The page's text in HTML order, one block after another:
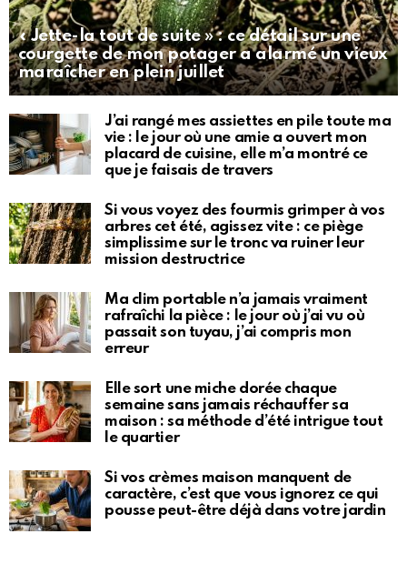
« Jette-la tout de suite » : ce détail sur une
courgette de mon potager a alarmé un vieux
maraîcher en plein juillet
J’ai rangé mes assiettes en pile toute ma
vie : le jour où une amie a ouvert mon
placard de cuisine, elle m’a montré ce
que je faisais de travers
Si vous voyez des fourmis grimper à vos
arbres cet été, agissez vite : ce piège
simplissime sur le tronc va ruiner leur
mission destructrice
Ma clim portable n’a jamais vraiment
rafraîchi la pièce : le jour où j’ai vu où
passait son tuyau, j’ai compris mon
erreur
Elle sort une miche dorée chaque
semaine sans jamais réchauffer sa
maison : sa méthode d’été intrigue tout
le quartier
Si vos crèmes maison manquent de
caractère, c’est que vous ignorez ce qui
pousse peut-être déjà dans votre jardin